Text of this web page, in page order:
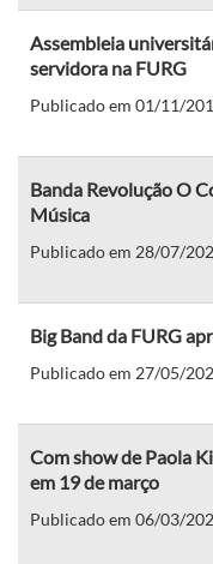
Assembleia
servidora na FURG
Publicado em 01/11/
Banda Revolução O
Música
Publicado em 28/07/
Big Band da FURG
Publicado em 27/05/
Com show de Paola
em 19 de março
Publicado em 06/03/